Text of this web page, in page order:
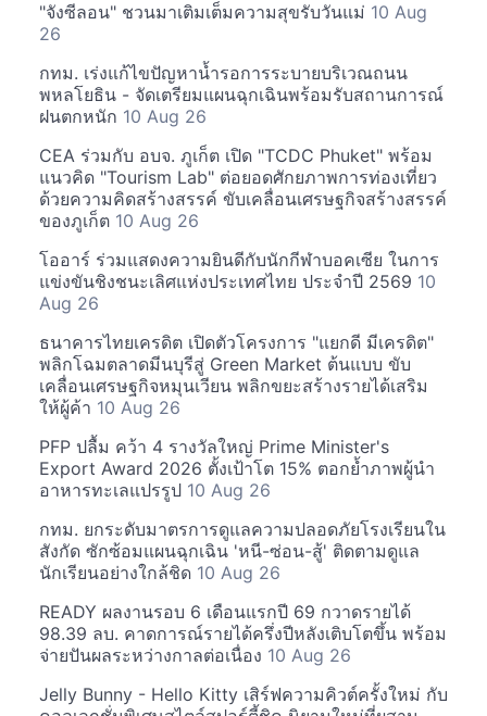
"จังซีลอน" ชวนมาเติมเต็มความสุขรับวันแม่ 10 Aug
26
กทม. เร่งแก้ไขปัญหาน้ำรอการระบายบริเวณถนน
พหลโยธิน - จัดเตรียมแผนฉุกเฉินพร้อมรับสถานการณ์
ฝนตกหนัก 10 Aug 26
CEA ร่วมกับ อบจ. ภูเก็ต เปิด "TCDC Phuket" พร้อม
แนวคิด "Tourism Lab" ต่อยอดศักยภาพการท่องเที่ยว
ด้วยความคิดสร้างสรรค์ ขับเคลื่อนเศรษฐกิจสร้างสรรค์
ของภูเก็ต 10 Aug 26
โออาร์ ร่วมแสดงความยินดีกับนักกีฬาบอคเซีย ในการ
แข่งขันชิงชนะเลิศแห่งประเทศไทย ประจำปี 2569 10
Aug 26
ธนาคารไทยเครดิต เปิดตัวโครงการ "แยกดี มีเครดิต"
พลิกโฉมตลาดมีนบุรีสู่ Green Market ต้นแบบ ขับ
เคลื่อนเศรษฐกิจหมุนเวียน พลิกขยะสร้างรายได้เสริม
ให้ผู้ค้า 10 Aug 26
PFP ปลื้ม คว้า 4 รางวัลใหญ่ Prime Minister's
Export Award 2026 ตั้งเป้าโต 15% ตอกย้ำภาพผู้นำ
อาหารทะเลแปรรูป 10 Aug 26
กทม. ยกระดับมาตรการดูแลความปลอดภัยโรงเรียนใน
สังกัด ซักซ้อมแผนฉุกเฉิน 'หนี-ซ่อน-สู้' ติดตามดูแล
นักเรียนอย่างใกล้ชิด 10 Aug 26
READY ผลงานรอบ 6 เดือนแรกปี 69 กวาดรายได้
98.39 ลบ. คาดการณ์รายได้ครึ่งปีหลังเติบโตขึ้น พร้อม
จ่ายปันผลระหว่างกาลต่อเนื่อง 10 Aug 26
Jelly Bunny - Hello Kitty เสิร์ฟความคิวต์ครั้งใหม่ กับ